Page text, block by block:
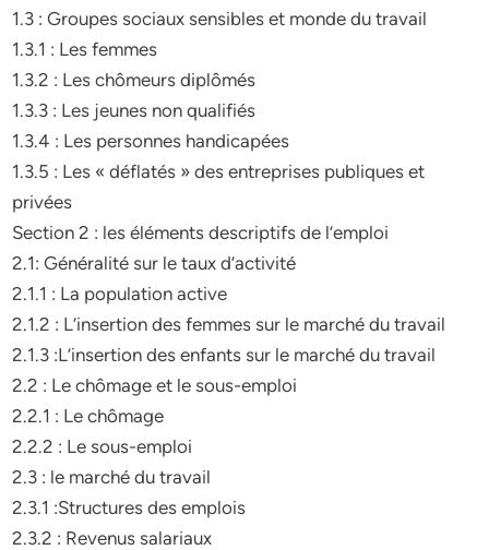
1.3 : Groupes sociaux sensibles et monde du travail
1.3.1 : Les femmes
1.3.2 : Les chômeurs diplômés
1.3.3 : Les jeunes non qualifiés
1.3.4 : Les personnes handicapées
1.3.5 : Les « déflatés » des entreprises publiques et
privées
Section 2 : les éléments descriptifs de l’emploi
2.1: Généralité sur le taux d’activité
2.1.1 : La population active
2.1.2 : L’insertion des femmes sur le marché du travail
2.1.3 :L’insertion des enfants sur le marché du travail
2.2 : Le chômage et le sous-emploi
2.2.1 : Le chômage
2.2.2 : Le sous-emploi
2.3 : le marché du travail
2.3.1 :Structures des emplois
2.3.2 : Revenus salariaux